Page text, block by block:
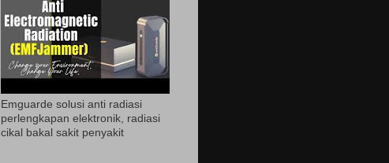
Emguarde solusi anti radiasi
perlengkapan elektronik, radiasi
cikal bakal sakit penyakit